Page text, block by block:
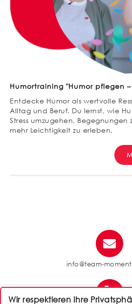
Wir respektieren Ihre
Humortraining "Humor pflegen
Entdecke Humor als wertvolle
Alltag und Beruf. Du lernst, wie
Stress umzugehen,
mehr Leichtigkeit zu erleben.
info@team-